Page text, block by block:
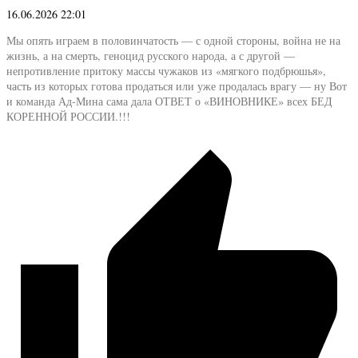
16.06.2026 22:01
Мы опять играем в половинчатость — с одной стороны, война не на
жизнь, а на смерть, геноцид русского народа, а с другой —
непротивление притоку массы чужаков из «мягкого подбрюшья»,
часть из которых готова продаться или уже продалась врагу — ну Вот
и команда Ад-Мина сама дала ОТВЕТ о «ВИНОВНИКЕ» всех БЕД
КОРЕННОЙ РОССИИ.!!!